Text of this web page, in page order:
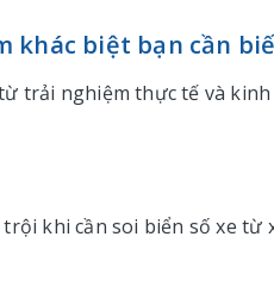
khác biệt bạn cần
trải nghiệm thực tế và kinh
khi cần soi biển số xe từ